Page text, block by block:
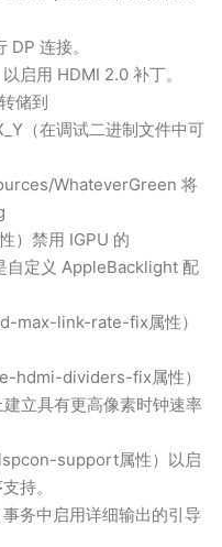
连接。
启用 HDMI 2.0 补丁。
储到
（在调试二进制文件中可
WhateverGreen 将
）禁用 IGPU 的
定义 AppleBacklight 配
max-link-rate-fix属性）
hdmi-dividers-fix属性）
立具有更高像素时钟速率
support属性）以启
持。
务中启用详细输出的引导